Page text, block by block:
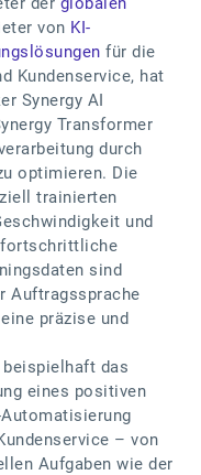
von KI-
für die
Kundenservice, hat
Synergy AI
Transformer
durch
optimieren. Die
trainierten
und
fortschrittliche
sind
Auftragssprache
präzise und
das
eines positiven
– von
Aufgaben wie der